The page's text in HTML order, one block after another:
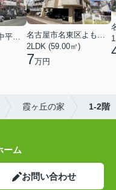
名古屋市天白区中平２丁目
名古屋市名東区よもぎ台２丁目
2LDK (59.00㎡)
7万円
霞ヶ丘の家 1-2階
ーム
お問い合わせ